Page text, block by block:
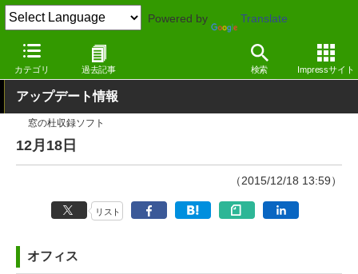
Powered by Translate
カテゴリ 過去記事 検索 Impressサイト
窓の杜 その他の話題 アップデート
アップデート情報
窓の杜収録ソフト
12月18日
（2015/12/18 13:59）
リスト
オフィス